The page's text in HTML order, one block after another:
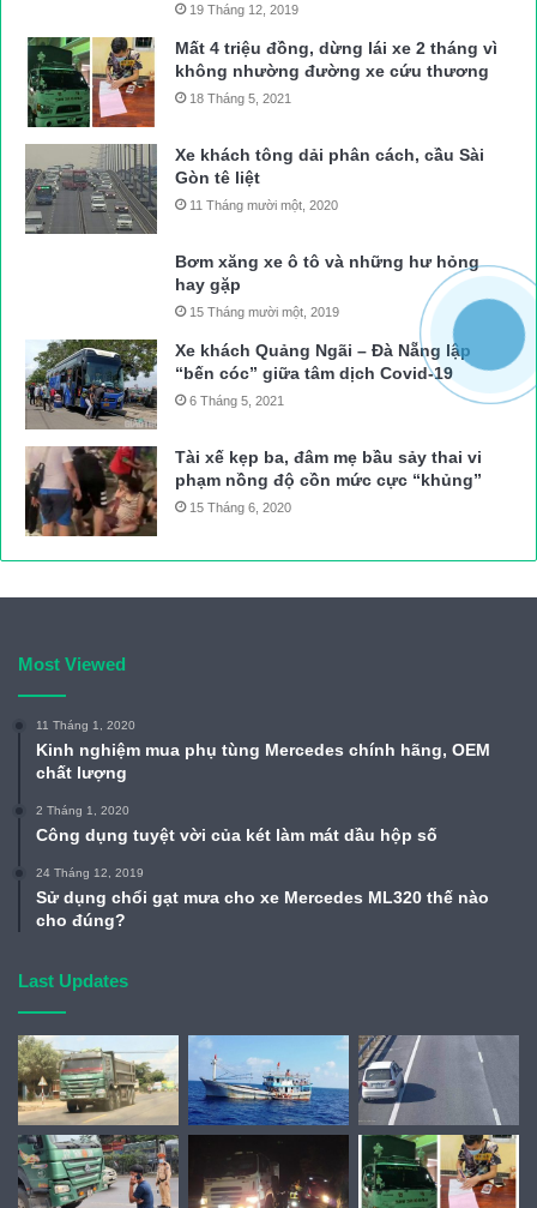
19 Tháng 12, 2019
Mất 4 triệu đồng, dừng lái xe 2 tháng vì
không nhường đường xe cứu thương
18 Tháng 5, 2021
Xe khách tông dải phân cách, cầu Sài
Gòn tê liệt
11 Tháng mười một, 2020
Bơm xăng xe ô tô và những hư hỏng
hay gặp
15 Tháng mười một, 2019
Xe khách Quảng Ngãi – Đà Nẵng lập
“bến cóc” giữa tâm dịch Covid-19
6 Tháng 5, 2021
Tài xế kẹp ba, đâm mẹ bầu sảy thai vi
phạm nồng độ cồn mức cực “khủng”
15 Tháng 6, 2020
Most Viewed
11 Tháng 1, 2020
Kinh nghiệm mua phụ tùng Mercedes chính hãng, OEM
chất lượng
2 Tháng 1, 2020
Công dụng tuyệt vời của két làm mát dầu hộp số
24 Tháng 12, 2019
Sử dụng chổi gạt mưa cho xe Mercedes ML320 thế nào
cho đúng?
Last Updates